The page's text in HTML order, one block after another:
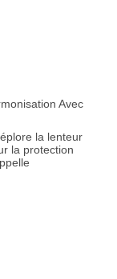
Avec
la lenteur
la protection